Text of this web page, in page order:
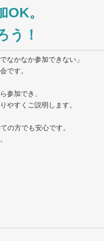
。
う！
なかなか参加できない」
です。
参加でき、
やすくご説明します。
の方でも安心です。